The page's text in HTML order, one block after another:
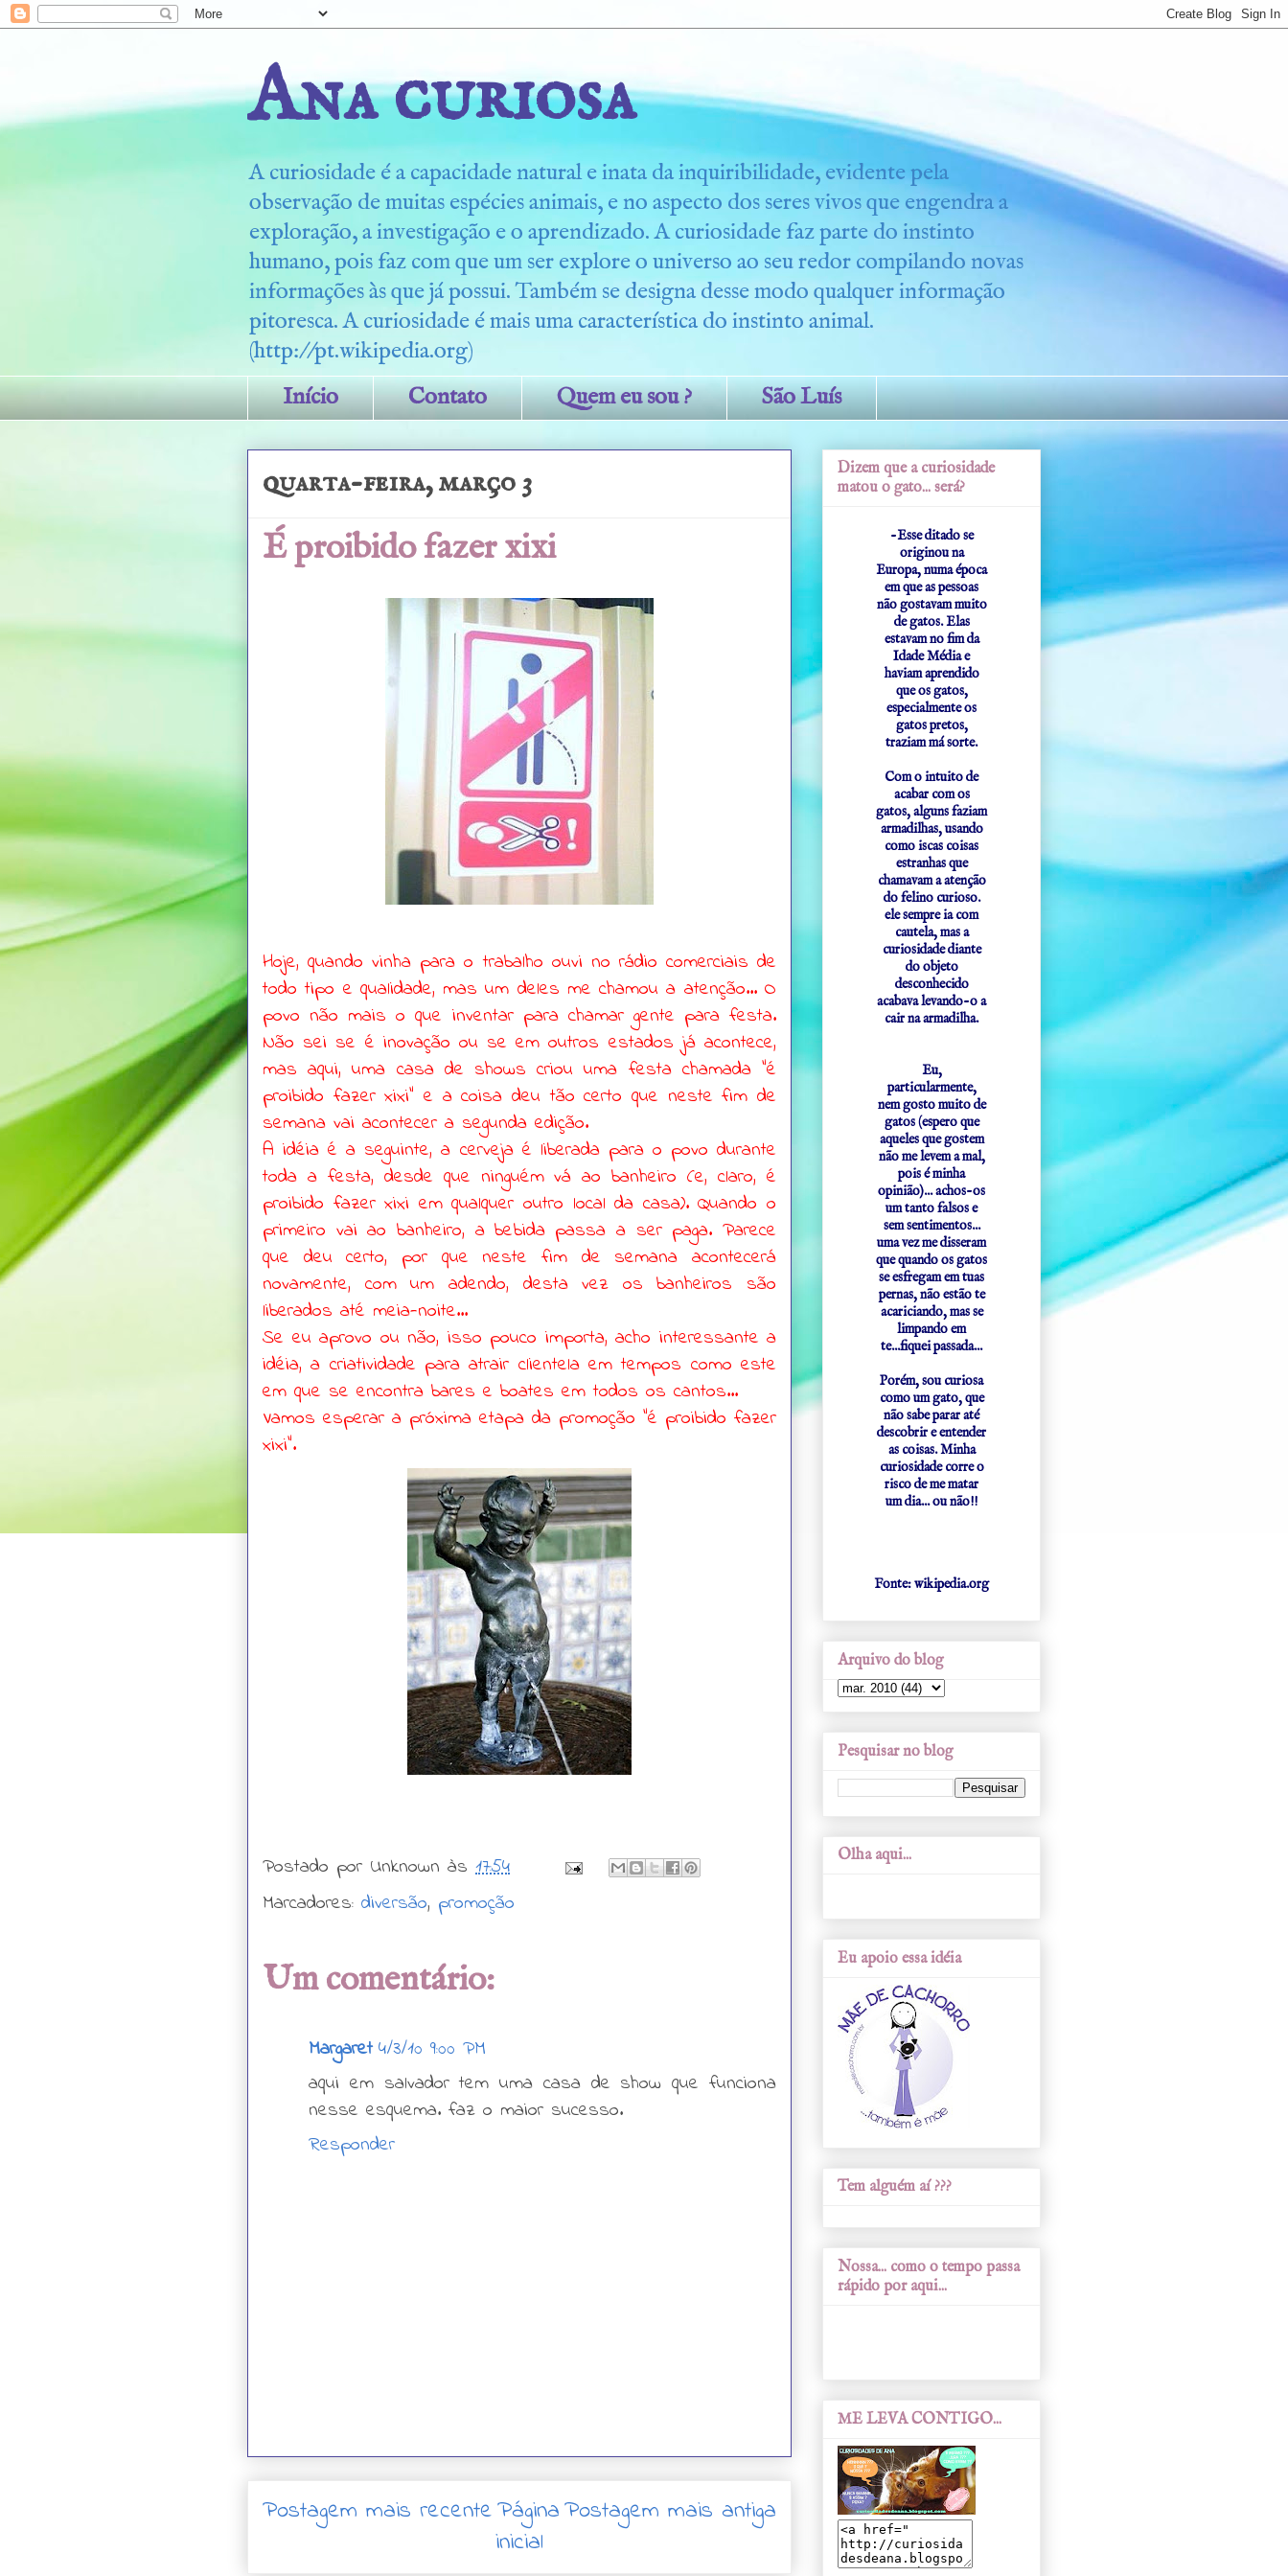
Ana curiosa
A curiosidade é a capacidade natural e inata da inquiribilidade, evidente pela
observação de muitas espécies animais, e no aspecto dos seres vivos que engendra a
exploração, a investigação e o aprendizado. A curiosidade faz parte do instinto
humano, pois faz com que um ser explore o universo ao seu redor compilando novas
informações às que já possui. Também se designa desse modo qualquer informação
pitoresca. A curiosidade é mais uma característica do instinto animal.
(http://pt.wikipedia.org)
Início
Contato Quem eu sou ? São Luís
quarta-feira, março 3
É proibido fazer xixi
Hoje, quando vinha para o trabalho ouvi no rádio comerciais de
todo tipo e qualidade, mas um deles me chamou a atenção... O
povo não mais o que inventar para chamar gente para festa.
Não sei se é inovação ou se em outros estados já acontece,
mas aqui, uma casa de shows criou uma festa chamada "é
proibido fazer xixi" e a coisa deu tão certo que neste fim de
semana vai acontecer a segunda edição.
A idéia é a seguinte, a cerveja é liberada para o povo durante
toda a festa, desde que ninguém vá ao banheiro (e, claro, é
proibido fazer xixi em qualquer outro local da casa). Quando o
primeiro vai ao banheiro, a bebida passa a ser paga. Parece
que deu certo, por que neste fim de semana acontecerá
novamente, com um adendo, desta vez os banheiros são
liberados até meia-noite...
Se eu aprovo ou não, isso pouco importa, acho interessante a
idéia, a criatividade para atrair clientela em tempos como este
em que se encontra bares e boates em todos os cantos...
Vamos esperar a próxima etapa da promoção "é proibido fazer
xixi".
Postado por Unknown às 17:54
Marcadores: diversão, promoção
Um comentário:
Margaret 4/3/10 9:00 PM
aqui em salvador tem uma casa de show que funciona
nesse esquema. faz o maior sucesso.
Responder
Postagem mais recente Postagem mais antiga
Página
inicial
Dizem que a curiosidade
matou o gato... será?
-Esse ditado se
originou na
Europa, numa época
em que as pessoas
não gostavam muito
de gatos. Elas
estavam no fim da
Idade Média e
haviam aprendido
que os gatos,
especialmente os
gatos pretos,
traziam má sorte.
Com o intuito de
acabar com os
gatos, alguns faziam
armadilhas, usando
como iscas coisas
estranhas que
chamavam a atenção
do felino curioso.
ele sempre ia com
cautela, mas a
curiosidade diante
do objeto
desconhecido
acabava levando-o a
cair na armadilha.
Eu,
particularmente,
nem gosto muito de
gatos (espero que
aqueles que gostem
não me levem a mal,
pois é minha
opinião)... achos-os
um tanto falsos e
sem sentimentos...
uma vez me disseram
que quando os gatos
se esfregam em tuas
pernas, não estão te
acariciando, mas se
limpando em
te...fiquei passada...
Porém, sou curiosa
como um gato, que
não sabe parar até
descobrir e entender
as coisas. Minha
curiosidade corre o
risco de me matar
um dia... ou não!!
Fonte: wikipedia.org
Arquivo do blog
Pesquisar no blog
Olha aqui...
Eu apoio essa idéia
Tem alguém aí ???
Nossa... como o tempo passa
rápido por aqui...
ME LEVA CONTIGO...